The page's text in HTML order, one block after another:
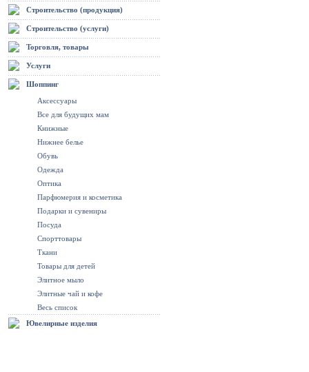
Строительство (продукция)
Строительство (услуги)
Торговля, товары
Услуги
Шоппинг
Аксессуары
Все для будущих мам
Книжные
Нижнее белье
Обувь
Одежда
Оптика
Парфюмерия и косметика
Подарки и сувениры
Посуда
Спорттовары
Ткани
Товары для детей
Элитное мыло
Элитные чай и кофе
Весь список
Ювелирные изделия